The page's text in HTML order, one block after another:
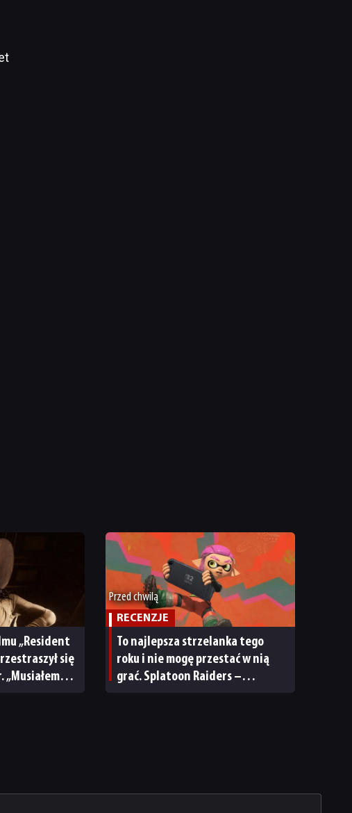
„Resident
się
Przed chwilą
RECENZJE
To najlepsza strzelanka tego
roku i nie mogę przestać w nią
grać. Splatoon Raiders –